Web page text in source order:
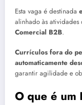
Esta vaga é destinada
alinhado às atividades
Comercial B2B.
Currículos fora do
automaticamente
garantir agilidade e
O que é um